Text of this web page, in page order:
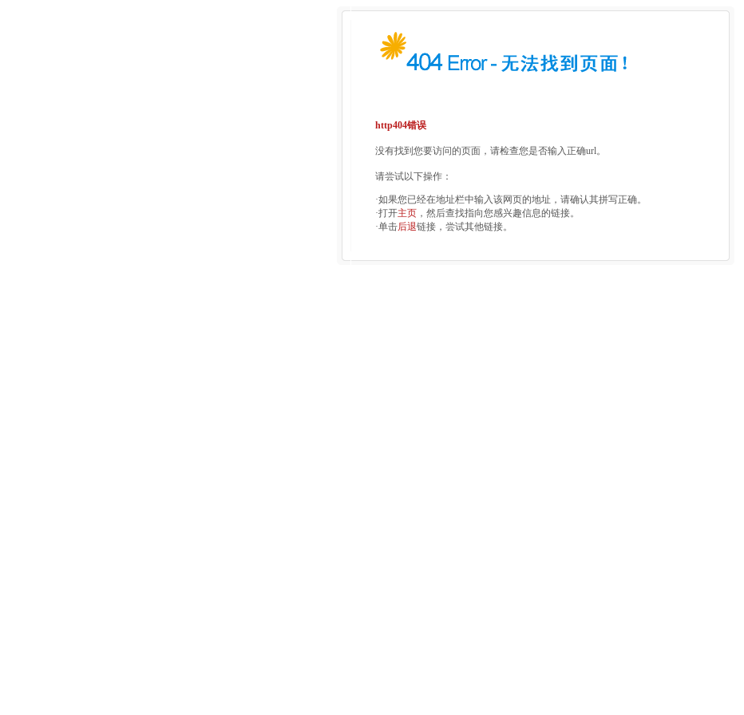
http404错误
没有找到您要访问的页面，请检查您是否输入正确url。
请尝试以下操作：
·如果您已经在地址栏中输入该网页的地址，请确认其拼写正确。
·打开主页 ，然后查找指向您感兴趣信息的链接。
·单击后退链接，尝试其他链接。